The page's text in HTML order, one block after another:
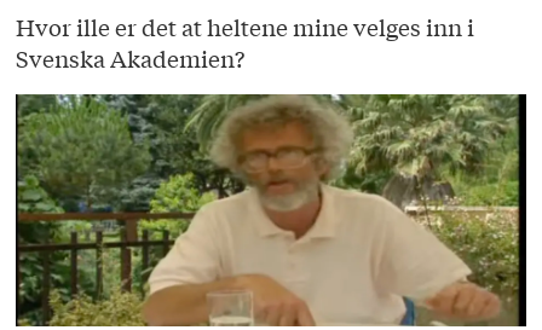
Hvor ille er det at heltene mine velges inn i
Svenska Akademien?